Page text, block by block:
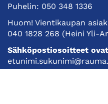
Puhelin: 050 348 1336
Huom! Vientikaupan
040 1828 268 (Heini Yli-
Sähköpostiosoitteet